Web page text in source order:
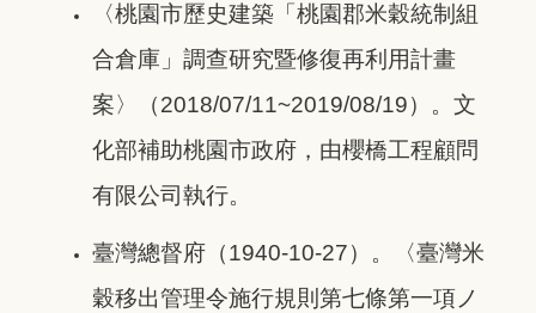
〈桃園市歷史建築「桃園郡米穀統制組
合倉庫」調查研究暨修復再利用計畫
案〉（2018/07/11~2019/08/19）。文
化部補助桃園市政府，由櫻橋工程顧問
有限公司執行。
臺灣總督府（1940-10-27）。〈臺灣米
穀移出管理令施行規則第七條第一項ノ